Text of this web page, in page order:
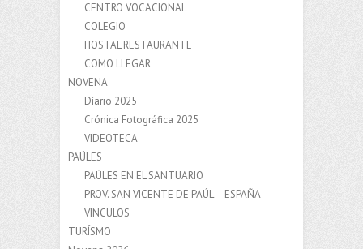
CENTRO VOCACIONAL
COLEGIO
HOSTAL RESTAURANTE
COMO LLEGAR
NOVENA
Díario 2025
Crónica Fotográfica 2025
VIDEOTECA
PAÚLES
PAÚLES EN EL SANTUARIO
PROV. SAN VICENTE DE PAÚL – ESPAÑA
VINCULOS
TURÍSMO